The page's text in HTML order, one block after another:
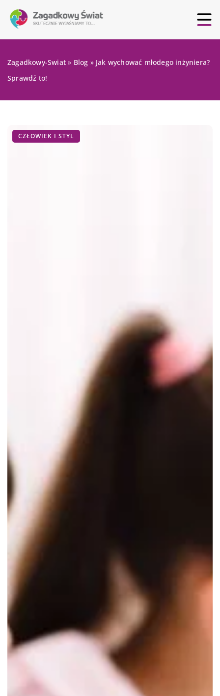
Zagadkowy-Swiat » Blog » Jak wychować młodego inżyniera?
Sprawdź to!
CZŁOWIEK I STYL